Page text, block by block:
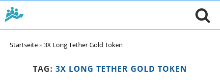
Startseite»3X Long Tether Gold Token
TAG: 3X LONG TETHER GOLD TOKEN